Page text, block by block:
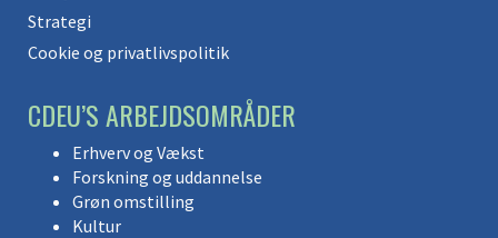
Strategi
Cookie og privatlivspolitik
CDEU’S ARBEJDSOMRÅDER
Erhverv og Vækst
Forskning og uddannelse
Grøn omstilling
Kultur